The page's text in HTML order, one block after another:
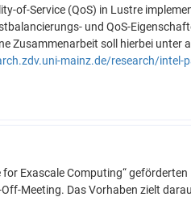
of-Service (QoS) in Lustre
und QoS-
Zusammenarbeit soll hierbei unter
mainz.de/research/intel-
Exascale Computing“ geförderten
Meeting. Das Vorhaben zielt